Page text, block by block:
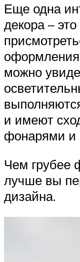
Еще одна
декора –
оформления
можно
и имеют
фонарями и
Чем грубее
лучше вы
дизайна.